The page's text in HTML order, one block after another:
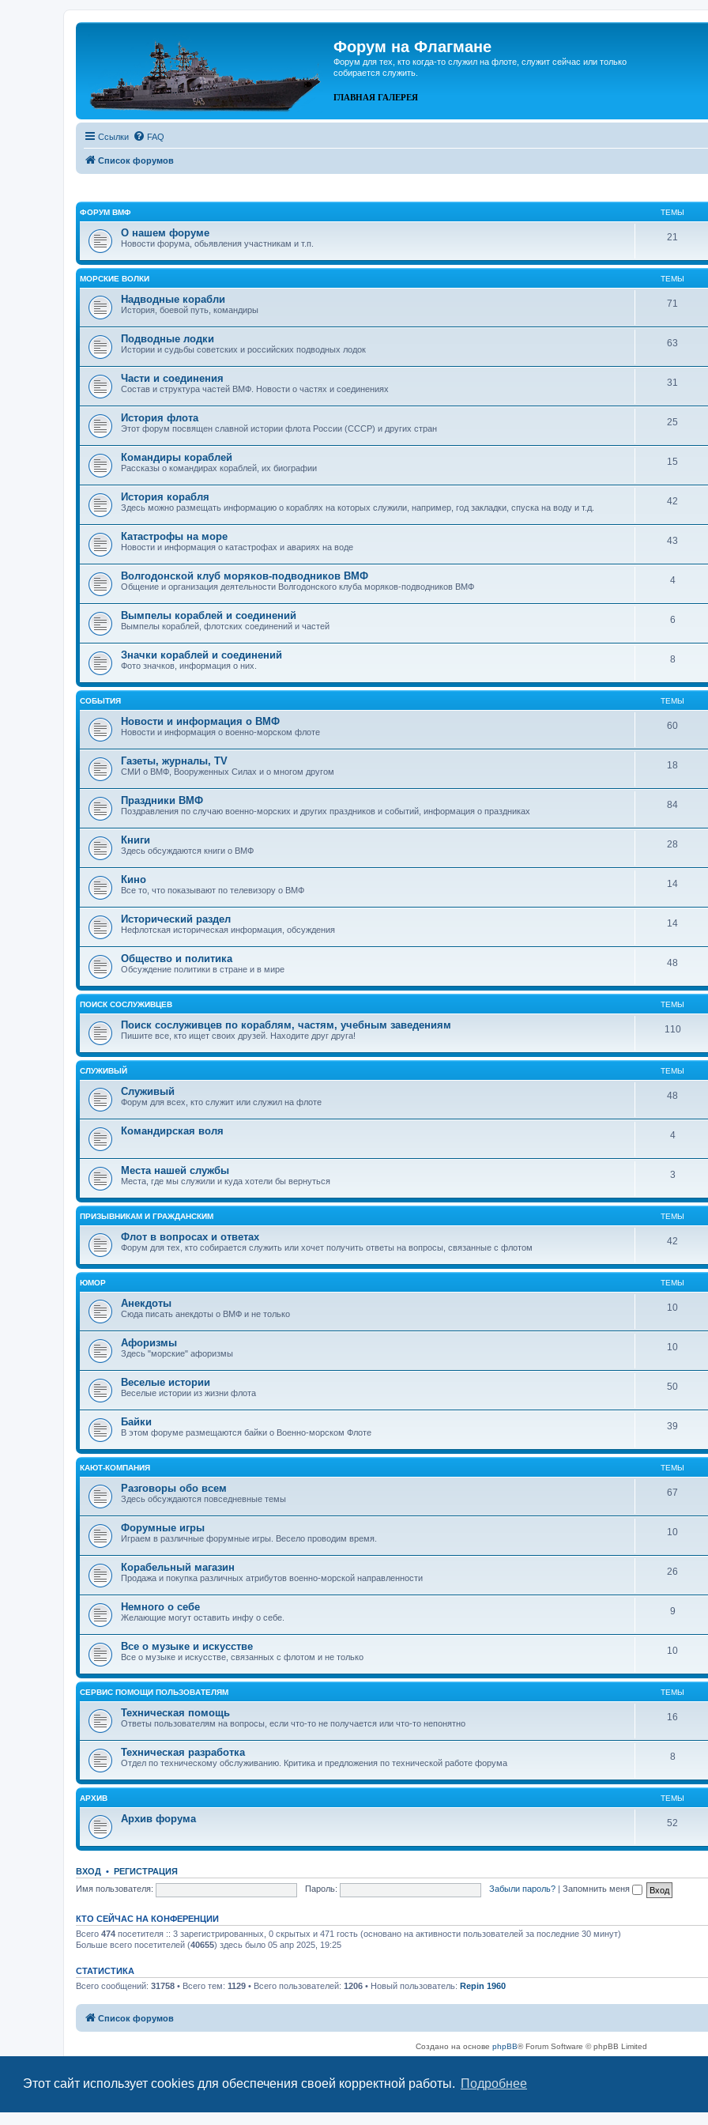
Этот сайт использует cookies для обеспечения своей корректной работы. Подробнее
Форум на Флагмане
Форум для тех, кто когда-то служил на флоте, служит сейчас или только
собирается служить.
ГЛАВНАЯ ГАЛЕРЕЯ
Ссылки FAQ
Список форумов
ФОРУМ ВМФ ТЕМЫ
О нашем форуме
Новости форума, обьявления участникам и т.п.
21
МОРСКИЕ ВОЛКИ ТЕМЫ
Надводные корабли
История, боевой путь, командиры
71
Подводные лодки
Истории и судьбы советских и российских подводных лодок
63
Части и соединения
Состав и структура частей ВМФ. Новости о частях и соединениях
31
История флота
Этот форум посвящен славной истории флота России (СССР) и других стран
25
Командиры кораблей
Рассказы о командирах кораблей, их биографии
15
История корабля
Здесь можно размещать информацию о кораблях на которых служили, например, год закладки, спуска на воду и т.д.
42
Катастрофы на море
Новости и информация о катастрофах и авариях на воде
43
Волгодонской клуб моряков-подводников ВМФ
Общение и организация деятельности Волгодонского клуба моряков-подводников ВМФ
4
Вымпелы кораблей и соединений
Вымпелы кораблей, флотских соединений и частей
6
Значки кораблей и соединений
Фото значков, информация о них.
8
СОБЫТИЯ ТЕМЫ
Новости и информация о ВМФ
Новости и информация о военно-морском флоте
60
Газеты, журналы, TV
СМИ о ВМФ, Вооруженных Силах и о многом другом
18
Праздники ВМФ
Поздравления по случаю военно-морских и других праздников и событий, информация о праздниках
84
Книги
Здесь обсуждаются книги о ВМФ
28
Кино
Все то, что показывают по телевизору о ВМФ
14
Исторический раздел
Нефлотская историческая информация, обсуждения
14
Общество и политика
Обсуждение политики в стране и в мире
48
ПОИСК СОСЛУЖИВЦЕВ ТЕМЫ
Поиск сослуживцев по кораблям, частям, учебным заведениям
Пишите все, кто ищет своих друзей. Находите друг друга!
110
СЛУЖИВЫЙ ТЕМЫ
Служивый
Форум для всех, кто служит или служил на флоте
48
Командирская воля 4
Места нашей службы
Места, где мы служили и куда хотели бы вернуться
3
ПРИЗЫВНИКАМ И ГРАЖДАНСКИМ ТЕМЫ
Флот в вопросах и ответах
Форум для тех, кто собирается служить или хочет получить ответы на вопросы, связанные с флотом
42
ЮМОР ТЕМЫ
Анекдоты
Сюда писать анекдоты о ВМФ и не только
10
Афоризмы
Здесь "морские" афоризмы
10
Веселые истории
Веселые истории из жизни флота
50
Байки
В этом форуме размещаются байки о Военно-морском Флоте
39
КАЮТ-КОМПАНИЯ ТЕМЫ
Разговоры обо всем
Здесь обсуждаются повседневные темы
67
Форумные игры
Играем в различные форумные игры. Весело проводим время.
10
Корабельный магазин
Продажа и покупка различных атрибутов военно-морской направленности
26
Немного о себе
Желающие могут оставить инфу о себе.
9
Все о музыке и искусстве
Все о музыке и искусстве, связанных с флотом и не только
10
СЕРВИС ПОМОЩИ ПОЛЬЗОВАТЕЛЯМ ТЕМЫ
Техническая помощь
Ответы пользователям на вопросы, если что-то не получается или что-то непонятно
16
Техническая разработка
Отдел по техническому обслуживанию. Критика и предложения по технической работе форума
8
АРХИВ ТЕМЫ
Архив форума 52
ВХОД • РЕГИСТРАЦИЯ
Имя пользователя:
Пароль: Забыли пароль? Запомнить меня
КТО СЕЙЧАС НА КОНФЕРЕНЦИИ
Всего 474 посетителя :: 3 зарегистрированных, 0 скрытых и 471 гость (основано на активности пользователей за последние 30 минут)
Больше всего посетителей (40655) здесь было 05 апр 2025, 19:25
СТАТИСТИКА
Всего сообщений: 31758 • Всего тем: 1129 • Всего пользователей: 1206 • Новый пользователь: Repin 1960
Список форумов
Создано на основе phpBB® Forum Software © phpBB Limited